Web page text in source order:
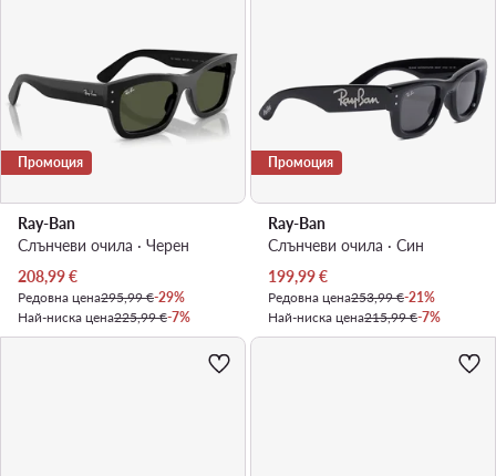
Промоция
Ray-Ban
Слънчеви очила · Черен
Актуална цена
208,99€
Редовна цена295,99 €-29%
Най-ниска цена225,99 €-7%
Промоция
Ray-Ban
Слънчеви очила · Син
Актуална цена
199,99€
Редовна цена253,99 €-21%
Най-ниска цена215,99 €-7%